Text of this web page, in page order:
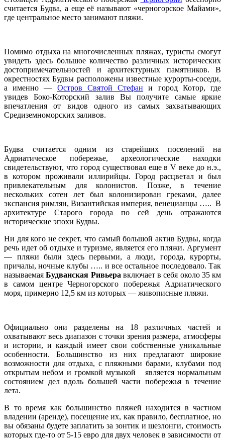
считается Будва, а еще её называют «черногорское Майами»,
где центральное место занимают пляжи.
Помимо отдыха на многочисленных пляжах, туристы смогут
увидеть здесь большое количество различных исторических
достопримечательностей и архитектурных памятников. В
окрестностях Будвы расположены известные курорты-соседи,
а именно — Остров Святой Стефан и город Котор, где
увидев Боко-Которский залив Вы получите самые яркие
впечатления от видов одного из самых захватывающих
Средиземноморских заливов.
Будва считается одним из старейших поселений на
Адриатическое побережье, археологические находки
свидетельствуют, что город существовал еще в V веке до н.э.,
в котором проживали иллирийцы. Город расцветал и был
привлекательным для колонистов. Позже, в течение
нескольких сотен лет был колонизирован греками, далее
экспансия римлян, Византийская империя, венецианцы ….. В
архитектуре Старого города по сей день отражаются
исторические эпохи Будвы.
Ни для кого не секрет, что самый большой актив Будвы, когда
речь идет об отдыхе и туризме, является его пляжи. Аргумент
— пляжи были здесь первыми, а люди, города, курорты,
причалы, ночные клубы ….. и все остальное последовало. Так
называемаяБудванская Ривьера включает в себя около 35 км
в самом центре Черногорского побережья Адриатического
моря, примерно 12,5 км из которых — живописные пляжи.
Официально они разделены на 18 различных частей и
охватывают весь диапазон с точки зрения размера, атмосферы
и истории, и каждый имеет свои собственные уникальные
особенности. Большинство из них предлагают широкие
возможности для отдыха, с пляжными барами, клубами под
открытым небом и громкой музыкой является нормальным
состоянием дел вдоль большей части побережья в течение
лета.
В то время как большинство пляжей находится в частном
владении (аренде), посещение их, как правило, бесплатное, но
вы обязаны будете заплатить за зонтик и шезлонги, стоимость
которых где-то от 5-15 евро для двух человек в зависимости от